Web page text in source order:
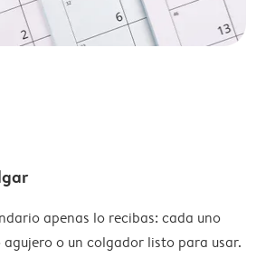
apenas lo recibas: cada uno
o un colgador listo para usar.